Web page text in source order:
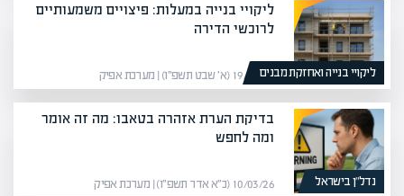
ליקויי בנייה ואחזקת מבנים
ליקויי בנייה במעלות: פיצויים משמעותיים
לרוכשי הדירה
19/01/26 (א׳ שבט תשפ״ו) | מערכת אפיק
נדל”ן בישראל
בדיקת הערת אזהרה בטאבו: מה זה אומר
ומה לחפש
10/03/26 (כ״א אדר תשפ״ו) | מערכת אפיק